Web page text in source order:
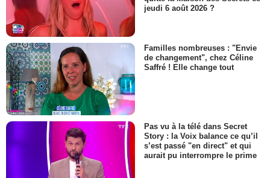
jeudi 6 août 2026 ?
Familles nombreuses : "Envie
de changement", chez Céline
Saffré ! Elle change tout
Pas vu à la télé dans Secret
Story : la Voix balance ce qu’il
s’est passé "en direct" et qui
aurait pu interrompre le prime